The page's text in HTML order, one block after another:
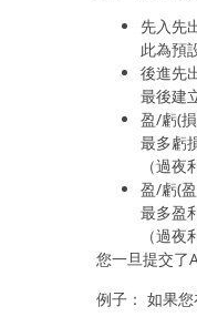
先入先
此為預
後進先
最後建
盈/虧(
最多虧
（過
盈/虧(
最多盈
（過
您一旦提交了
例子： 如果